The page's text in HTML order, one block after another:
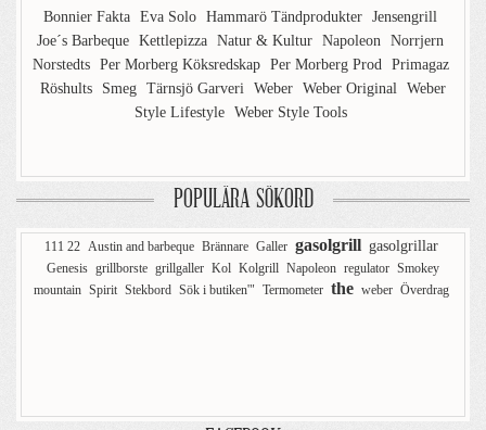
Bonnier Fakta Eva Solo Hammarö Tändprodukter Jensengrill
Joe´s Barbeque Kettlepizza Natur & Kultur Napoleon Norrjern
Norstedts Per Morberg Köksredskap Per Morberg Prod Primagaz
Röshults
Smeg Tärnsjö Garveri Weber Weber Original Weber
Style Lifestyle Weber Style Tools
POPULÄRA SÖKORD
111 22 Austin and barbeque Brännare Galler gasolgrill gasolgrillar
Genesis grillborste grillgaller Kol Kolgrill Napoleon regulator Smokey
mountain Spirit Stekbord Sök i butiken'" Termometer the weber Överdrag